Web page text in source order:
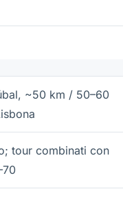
~50 km / 50–60
tour combinati con